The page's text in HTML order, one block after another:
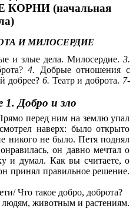
(начальная
И МИЛОСЕРДИЕ
и злые дела. Милосердие. 3.
4. Добрые отношения с
добрее? 6. Театр и доброта. 7-
1. Добро и зло
перед ним на землю упал
наверх: было открыто
никого не было. Петя поднял
он давно мечтал о
и думал. Как вы считаете, о
принял правильное решение.
Что такое добро, доброта?
животным и растениям.